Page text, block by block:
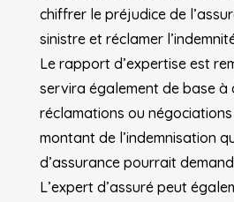
chiffrer le préjudice de
sinistre et réclamer
Le rapport d’expertise est
servira également de base à
réclamations ou
montant de l’indemnisation
d’assurance pourrait
L’expert d’assuré peut